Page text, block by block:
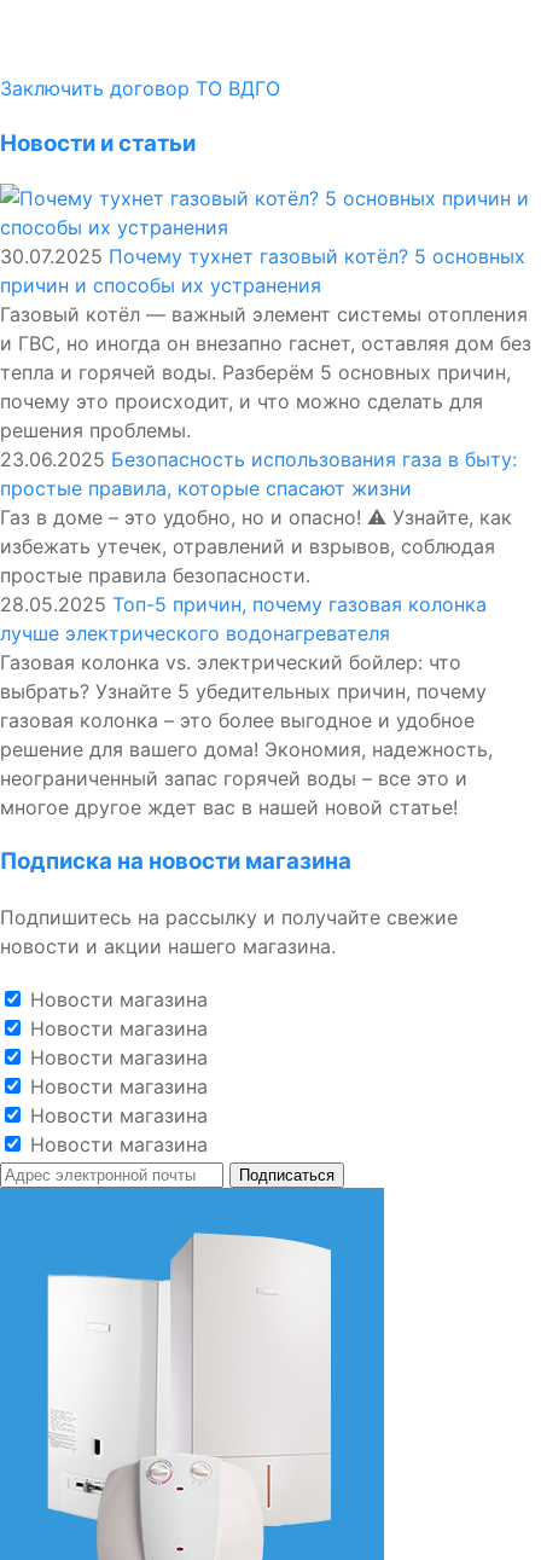
Заключить договор ТО ВДГО
Новости и статьи
30.07.2025 Почему тухнет газовый котёл? 5 основных
причин и способы их устранения
Газовый котёл — важный элемент системы отопления
и ГВС, но иногда он внезапно гаснет, оставляя дом без
тепла и горячей воды. Разберём 5 основных причин,
почему это происходит, и что можно сделать для
решения проблемы.
23.06.2025 Безопасность использования газа в быту:
простые правила, которые спасают жизни
Газ в доме – это удобно, но и опасно! ⚠️ Узнайте, как
избежать утечек, отравлений и взрывов, соблюдая
простые правила безопасности.
28.05.2025 Топ-5 причин, почему газовая колонка
лучше электрического водонагревателя
Газовая колонка vs. электрический бойлер: что
выбрать? Узнайте 5 убедительных причин, почему
газовая колонка – это более выгодное и удобное
решение для вашего дома! Экономия, надежность,
неограниченный запас горячей воды – все это и
многое другое ждет вас в нашей новой статье!
Подписка на новости магазина
Подпишитесь на рассылку и получайте свежие
новости и акции нашего магазина.
Новости магазина
Новости магазина
Новости магазина
Новости магазина
Новости магазина
Новости магазина